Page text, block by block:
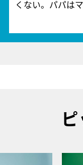
くない。パパは